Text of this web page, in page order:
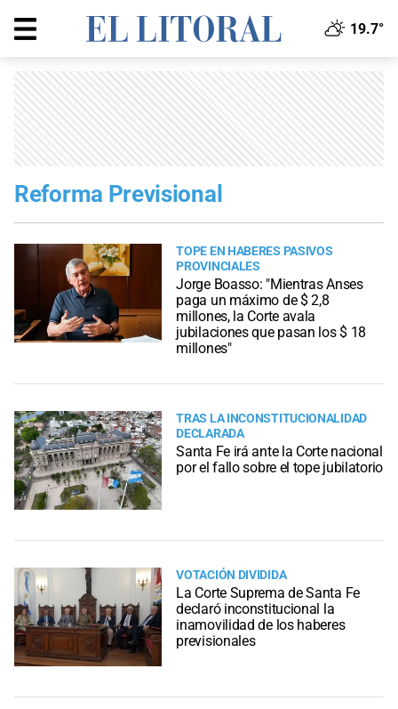
19.7°
Reforma Previsional
TOPE EN HABERES PASIVOS
PROVINCIALES
Jorge Boasso: "Mientras Anses
paga un máximo de $ 2,8
millones, la Corte avala
jubilaciones que pasan los $ 18
millones"
TRAS LA INCONSTITUCIONALIDAD
DECLARADA
Santa Fe irá ante la Corte nacional
por el fallo sobre el tope jubilatorio
VOTACIÓN DIVIDIDA
La Corte Suprema de Santa Fe
declaró inconstitucional la
inamovilidad de los haberes
previsionales